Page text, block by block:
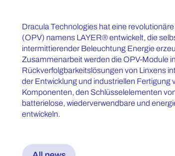
Dracula Technologies hat eine
(OPV) namens LAYER® entwickelt, die
intermittierender Beleuchtung Energie
Zusammenarbeit werden die OPV-Module
Rückverfolgbarkeitslösungen von Linxens
der Entwicklung und industriellen Fertigung
Komponenten, den Schlüsselelementen
batterielose, wiederverwendbare und
entwickeln.